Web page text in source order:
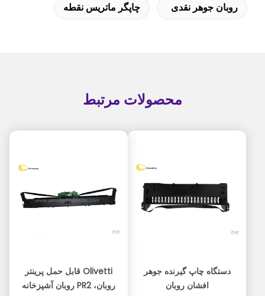
روبان جوهر نقدی
چاپگر ماتریس نقطه
محصولات مرتبط
دستگاه چاپ گیرنده جوهر
افشان روبان
Olivetti قابل حمل پرینتر
روبان، PR2 روبان آشپزخانه